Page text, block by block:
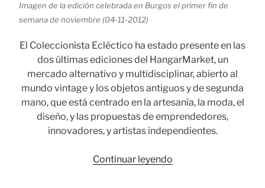
Imagen de la edición celebrada en Burgos el primer fin de
semana de noviembre (04-11-2012)
El Coleccionista Ecléctico ha estado presente en las
dos últimas ediciones del HangarMarket, un
mercado alternativo y multidisciplinar, abierto al
mundo vintage y los objetos antiguos y de segunda
mano, que está centrado en la artesanía, la moda, el
diseño, y las propuestas de emprendedores,
innovadores, y artistas independientes.
Continuar leyendo«El